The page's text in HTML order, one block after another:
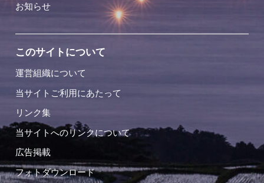
お知らせ
このサイトについて
運営組織について
当サイトご利用にあたって
リンク集
当サイトへのリンクについて
広告掲載
フォトダウンロード